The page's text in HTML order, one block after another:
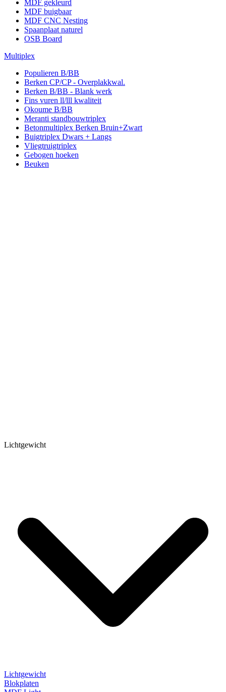
MDF gekleurd
MDF buigbaar
MDF CNC Nesting
Spaanplaat naturel
OSB Board
Multiplex
Populieren B/BB
Berken CP/CP - Overplakkwal.
Berken B/BB - Blank werk
Fins vuren ll/lll kwaliteit
Okoume B/BB
Meranti standbouwtriplex
Betonmultiplex Berken Bruin+Zwart
Buigtriplex Dwars + Langs
Vliegtruigtriplex
Gebogen hoeken
Beuken
Lichtgewicht
Lichtgewicht
Blokplaten